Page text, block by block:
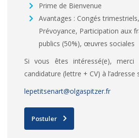
Prime de Bienvenue
Avantages : Congés
Prévoyance, Participation aux
publics (50%), œuvres sociales
Si vous êtes intéressé(e), merci
candidature (lettre + CV) à l’adresse
lepetitsenart@olgaspitzer.fr
Postuler